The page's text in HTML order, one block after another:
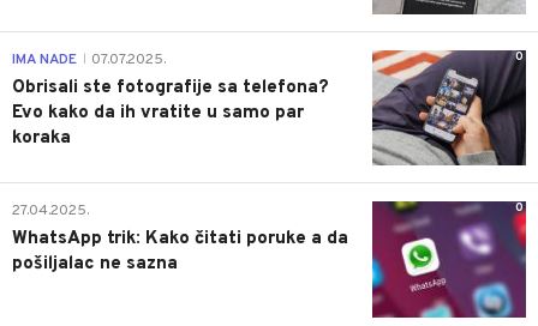
0
IMA NADE 07.07.2025.
Obrisali ste fotografije sa telefona?
Evo kako da ih vratite u samo par
koraka
0
27.04.2025.
WhatsApp trik: Kako čitati poruke a da
pošiljalac ne sazna